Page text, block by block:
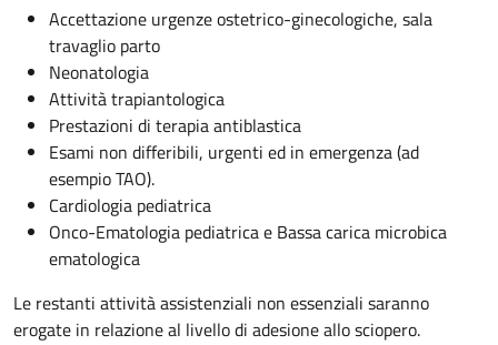
Accettazione urgenze ostetrico-ginecologiche, sala
travaglio parto
Neonatologia
Attività trapiantologica
Prestazioni di terapia antiblastica
Esami non differibili, urgenti ed in emergenza (ad
esempio TAO).
Cardiologia pediatrica
Onco-Ematologia pediatrica e Bassa carica microbica
ematologica
Le restanti attività assistenziali non essenziali saranno
erogate in relazione al livello di adesione allo sciopero.